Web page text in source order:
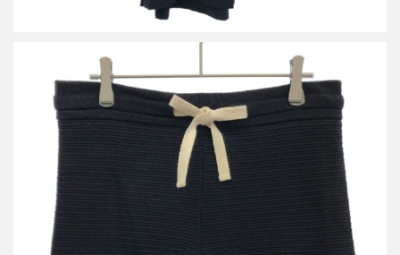
ジルサンダープラス 24SS ステッチニットショートパンツ
J40MU0113
買取金額14,400円